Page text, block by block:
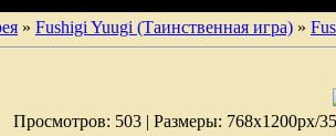
» Fushigi Yuugi (Таинственная игра) »
Просмотров: 503 | Размеры: 768x1200px/